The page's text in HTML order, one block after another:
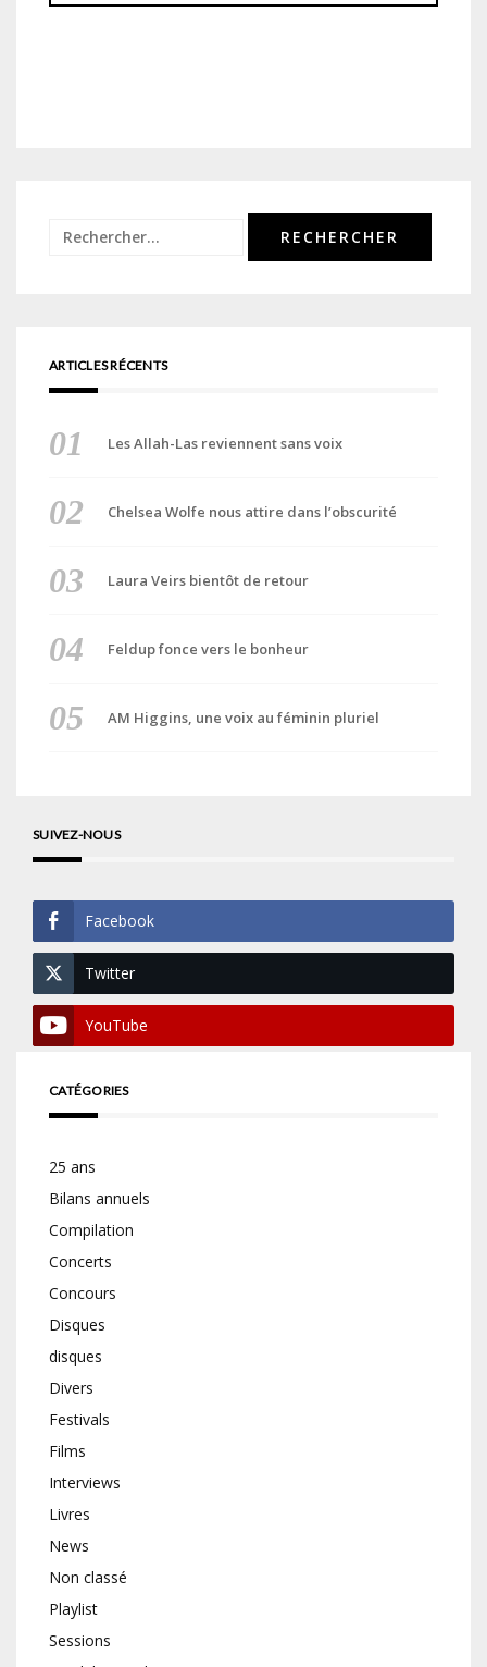
Rechercher :
ARTICLES RÉCENTS
Les Allah-Las reviennent sans voix
Chelsea Wolfe nous attire dans l’obscurité
Laura Veirs bientôt de retour
Feldup fonce vers le bonheur
AM Higgins, une voix au féminin pluriel
SUIVEZ-NOUS
Facebook
Twitter
YouTube
CATÉGORIES
25 ans
Bilans annuels
Compilation
Concerts
Concours
Disques
disques
Divers
Festivals
Films
Interviews
Livres
News
Non classé
Playlist
Sessions